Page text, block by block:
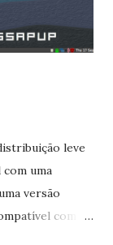
a
leve
uma
versão
com os